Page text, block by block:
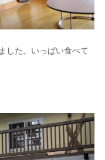
した。いっぱい食べて